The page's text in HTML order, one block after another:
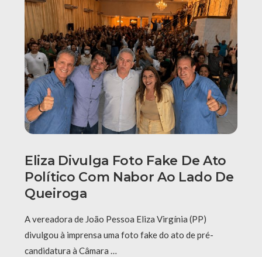
Eliza Divulga Foto Fake De Ato
Político Com Nabor Ao Lado De
Queiroga
A vereadora de João Pessoa Eliza Virgínia (PP)
divulgou à imprensa uma foto fake do ato de pré-
candidatura à Câmara …